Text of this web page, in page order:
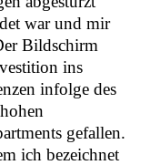
war und mir
Bildschirm
ins
infolge des
gefallen.
ich bezeichnet